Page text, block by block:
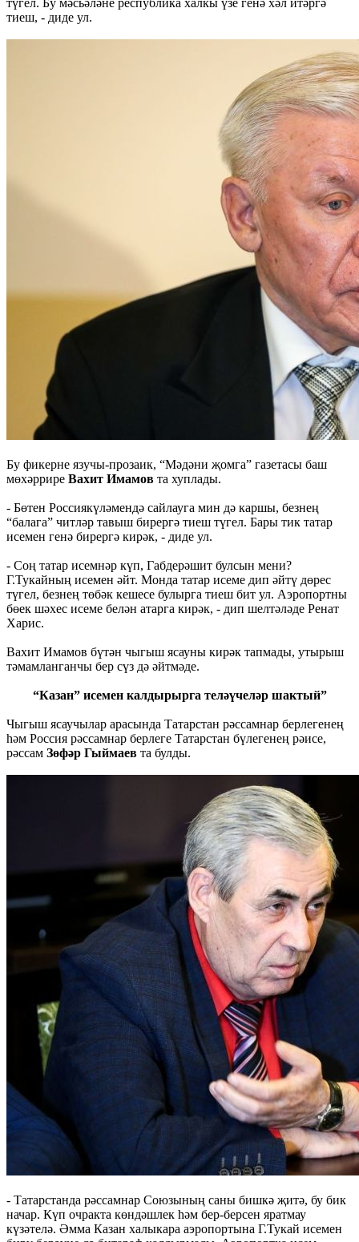
тиеш, - диде ул.
Бу фикерне язучы-прозаик, “Мәдәни җомга” газетасы баш
мөхәррире Вахит Имамов та хуплады.
- Бөтен Россиякүләмендә сайлауга мин дә каршы, безнең
“балага” читләр тавыш бирергә тиеш түгел. Бары тик татар
исемен генә бирергә кирәк, - диде ул.
- Соң татар исемнәр күп, Габдерәшит булсын мени?
Г.Тукайның исемен әйт. Монда татар исеме дип әйтү дөрес
түгел, безнең төбәк кешесе булырга тиеш бит ул. Аэропортны
бөек шәхес исеме белән атарга кирәк, - дип шелтәләде Ренат
Харис.
Вахит Имамов бүтән чыгыш ясауны кирәк тапмады, утырыш
тәмамланганчы бер сүз дә әйтмәде.
“Казан” исемен калдырырга теләүчеләр шактый”
Чыгыш ясаучылар арасында Татарстан рәссамнар берлегенең
һәм Россия рәссамнар берлеге Татарстан бүлегенең рәисе,
рәссам Зөфәр Гыймаев та булды.
- Татарстанда рәссамнар Союзының саны бишкә җитә, бу бик
начар. Күп очракта көндәшлек һәм бер-берсен яратмау
күзәтелә. Әмма Казан халыкара аэропортына Г.Тукай исемен